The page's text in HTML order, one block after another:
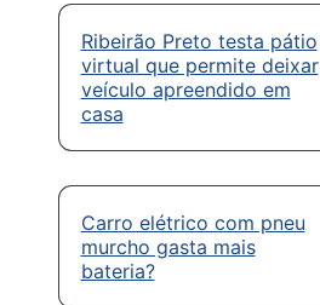
Ribeirão Preto testa pátio
virtual que permite deixar
veículo apreendido em
casa
Carro elétrico com pneu
murcho gasta mais
bateria?